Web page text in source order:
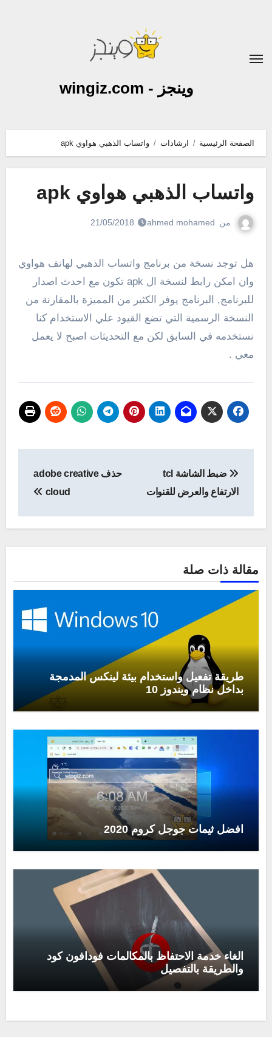
وينجز - wingiz.com
الصفحة الرئيسية ارشادات واتساب الذهبي هواوي apk
واتساب الذهبي هواوي apk
من ahmed mohamed
21/05/2018
هل توجد نسخة من برنامج واتساب الذهبي لهاتف هواوي
وان امكن رابط لنسخة ال apk تكون مع احدث اصدار
للبرنامج, البرنامج يوفر الكثير من المميزة بالمقارنة من
النسخة الرسمية التي تضع القيود علي الاستخدام كنا
نستخدمه في السابق لكن مع التحديثات اصبح لا يعمل
معي .
المقالات
ضبط الشاشة tcl
الارتفاع والعرض للقنوات
حذف adobe creative
cloud
مقالة ذات صلة
طريقة تفعيل واستخدام بيئة لينكس المدمجة
بداخل نظام ويندوز 10
افضل ثيمات جوجل كروم 2020
الغاء خدمة الاحتفاظ بالمكالمات فودافون كود
والطريقة بالتفصيل